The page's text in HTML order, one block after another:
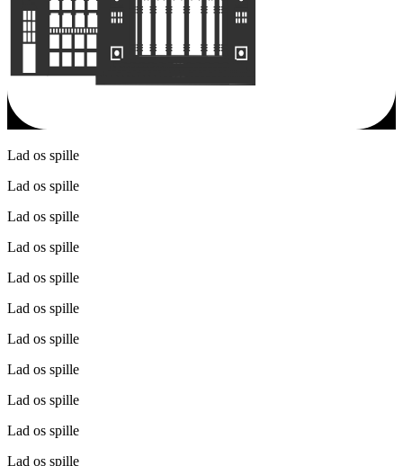
Lad os spille
Lad os spille
Lad os spille
Lad os spille
Lad os spille
Lad os spille
Lad os spille
Lad os spille
Lad os spille
Lad os spille
Lad os spille